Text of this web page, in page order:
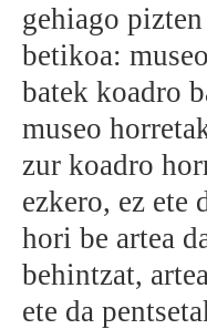
gehiago
betikoa:
batek koadro
museo
zur koadro
ezkero, ez ete
hori be artea
behintzat,
ete da